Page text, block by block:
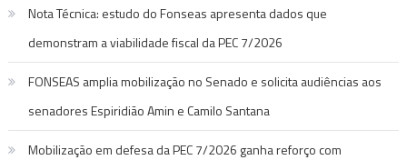
Nota Técnica: estudo do Fonseas apresenta dados que
demonstram a viabilidade fiscal da PEC 7/2026
FONSEAS amplia mobilização no Senado e solicita audiências aos
senadores Espiridião Amin e Camilo Santana
Mobilização em defesa da PEC 7/2026 ganha reforço com